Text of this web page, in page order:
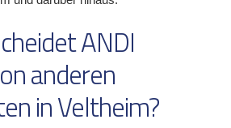
ANDI
anderen
in Veltheim?